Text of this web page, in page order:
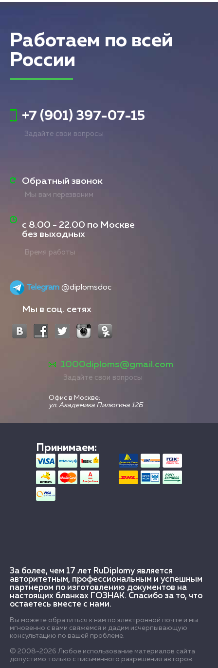
Работаем по всей
России
+7 (901) 397-07-15
Задайте свои вопросы
Обратный звонок
Мы вам перезвоним
с 8.00 - 22.00 по Москве
без выходных
Время работы
Telegram @diplomsdoc
Мы в соц. сетях
1000diploms@gmail.com
Задайте свои вопросы
Офис в Москве:
ул. Академика Пилюгина 12Б
Принимаем:
За более, чем 17 лет RuDiplomy является
авторитетным, профессиональным и успешным
партнером по изготовлению документов на
настоящих бланках ГОЗНАК. Спасибо за то, что
остаетесь вместе с нами.
Вы можете обратиться к нам по электронной почте и мы
мгновенно с вами свяжемся и дадим исчерпывающую
консультацию по вашей проблеме.
© 2008-2026 Любое использование материалов сайта
допустимо только с письменного разрешения авторов.